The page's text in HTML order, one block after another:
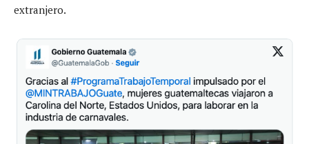
extranjero.